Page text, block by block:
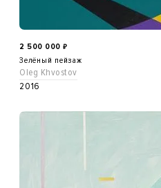
2 500 000 ₽
Зелёный пейзаж
Oleg Khvostov
2016